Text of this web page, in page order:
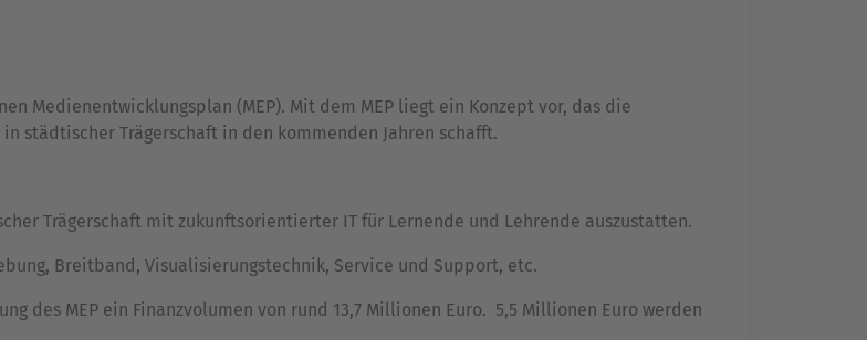
Medienentwicklungsplan (MEP). Mit dem MEP liegt ein Konzept vor, das die
städtischer Trägerschaft in den kommenden Jahren schafft.
Trägerschaft mit zukunftsorientierter IT für Lernende und Lehrende auszustatten.
Breitband, Visualisierungstechnik, Service und Support, etc.
des MEP ein Finanzvolumen von rund 13,7 Millionen Euro. 5,5 Millionen Euro werden